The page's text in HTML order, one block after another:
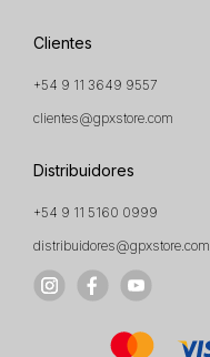
Clientes
+54 9 11 3649 9557
clientes@gpxstore.com
Distribuidores
+54 9 11 5160 0999
distribuidores@gpxstore.com